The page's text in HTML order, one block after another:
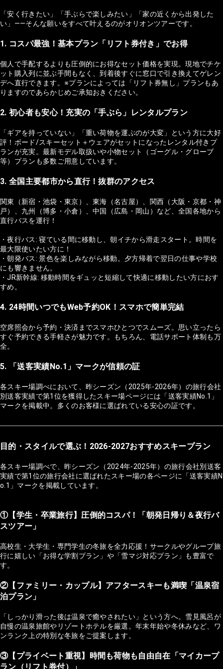
「安く行きたい」「手ぶらで楽しみたい」「家の近くから出発した
い」——そんな願いをすべて叶えるのがオリオンツアーです。
1. コスパ最強！基本プラン「リフト券付き」でお得
個人で手配するよりも圧倒的にお得なセット価格を実現。現地でチケ
ット購入列に並ぶ手間もなく、到着後すぐに窓口で引き換えてゲレン
デへ直行できます。※プランによっては「リフト券無し」プランもあ
りますのであらかじめご承知おきください。
2. 初心者も安心！充実の「手ぶら」レンタルプラン
「ギアを持っていない」「重い荷物を運ぶのが大変」という方に大好
評！ボード/スキーセット＋ウェアがセットになったレンタル付きプ
ランが充実。最新モデル取扱いや小物セット（ゴーグル・グローブ
等）プランも多数ご用意しています。
3. 全国主要都市から直行！抜群のアクセス
関東（新宿・池袋・東京）、東海（名古屋）、関西（大阪・京都・神
戸）、九州（博多・小倉）、中国（広島・岡山）など、全国各地から
直行バスを運行！
・夜行バス: 寝ている間に移動し、朝イチから滑走スタート。時間を
最大限使いたい方に！
・朝発バス: 景色を楽しみながら移動。夕方帰着で翌日の仕事や学校
にも響きません。
・JR新幹線: 移動時間をギュッと短縮して快適に移動したい方におす
すめ。
4. 24時間いつでもWeb予約OK！スマホで簡単完結
空席照会から予約・決済までスマホひとつでスムーズ。思い立ったら
すぐ予約できる手軽さが魅力です。もちろん、電話サポート体制も万
全。
5. 「送客実績No.1」マークが信頼の証
各スキー場調べにおいて、昨シーズン（2025年-2026年）の旅行会社
別送客実績で第1位を獲得したスキー場ページには「送客実績No.1」
マークを掲載中。多くのお客様に選ばれている安心の証です。
目的・スタイルで選ぶ！2026-2027おすすめスキープラン
各スキー場調べで、昨シーズン（2024年-2025年）の旅行会社別送客
実績で第1位の旅行会社に選ばれたスキー場の各ページに「送客実績N
o.1」マークを掲載しています。
①【学生・卒業旅行】圧倒的コスパ！「朝発日帰り＆夜行バ
スツアー」
高校生・大学生・専門学生の冬旅を全力応援！サークルやグループ旅
行に嬉しい「お得な学割プラン」や「雪マジ対応プラン」も豊富で
す。
②【ファミリー・カップル】アフタースキーも満喫「温泉宿
泊プラン」
「しっかり滑った後は温泉で癒やされたい」という方へ。雪見風呂が
自慢の温泉旅館やリゾートホテルを厳選。年末年始や冬休みなど、ワ
ンランク上の特別な冬旅をご提案します。
③【プライベート重視】時間も荷物も自由自在「マイカープ
ラン（リフト券付）」